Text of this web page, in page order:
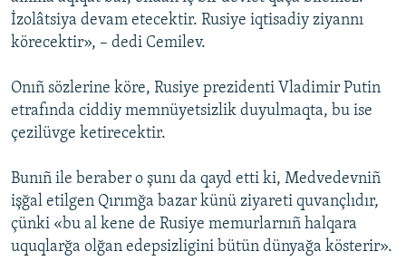
İzolâtsiya devam etecektir. Rusiye iqtisadiy ziyannı
körecektir», – dedi Cemilev.
Onıñ sözlerine köre, Rusiye prezidenti Vladimir Putin
etrafında ciddiy memnüyetsizlik duyulmaqta, bu ise
çezilüvge ketirecektir.
Bunıñ ile beraber o şunı da qayd etti ki, Medvedevniñ
işğal etilgen Qırımğa bazar künü ziyareti quvançlıdır,
çünki «bu al kene de Rusiye memurlarnıñ halqara
uquqlarğa olğan edepsizligini bütün dünyağa kösterir».